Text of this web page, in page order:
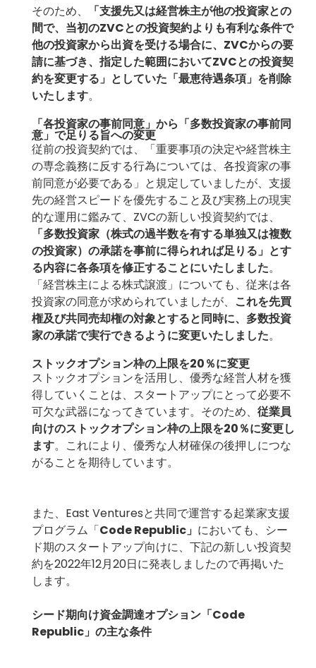
そのため、
「支援先又は経営株主が他の投資家との
間で、当初のZVCとの投資契約よりも有利な条件で
他の投資家から出資を受ける場合に、ZVCからの要
請に基づき、指定した範囲においてZVCとの投資契
約を変更する」としていた「最恵待遇条項」を削除
いたします。
「各投資家の事前同意」から「多数投資家の事前同
意」で足りる旨への変更
従前の投資契約では、「重要事項の決定や経営株主
の専念義務に反する行為については、各投資家の事
前同意が必要である」と規定していましたが、支援
先の経営スピードを優先すること及び実務上の現実
的な運用に鑑みて、ZVCの新しい投資契約では、
「多数投資家（株式の過半数を有する単独又は複数
の投資家）の承諾を事前に得られれば足りる」とす
る内容に各条項を修正することにいたしました。
「経営株主による株式譲渡」についても、従来は各
投資家の同意が求められていましたが、 これを先買
権及び共同売却権の対象とすると同時に、多数投資
家の承諾で実行できるように変更いたしました。
ストックオプション枠の上限を20％に変更
ストックオプションを活用し、優秀な経営人材を獲
得していくことは、スタートアップにとって必要不
可欠な武器になってきています。そのため、 従業員
向けのストックオプション枠の上限を20％に変更し
ます。これにより、優秀な人材確保の後押しにつな
がることを期待しています。
また、East Venturesと共同で運営する起業家支援
プログラム「Code Republic」 においても、シー
ド期のスタートアップ向けに、下記の新しい投資契
約を2022年12月20日に発表しましたので再掲いた
します。
シード期向け資金調達オプション「Code
Republic」の主な条件